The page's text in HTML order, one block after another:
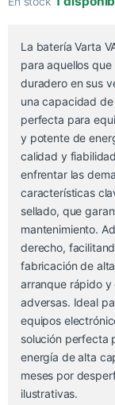
La batería Varta
para aquellos
duradero en sus
una capacidad
perfecta para
y potente de
calidad y
enfrentar las
características
sellado, que
mantenimiento.
derecho,
fabricación de
arranque rápido y
adversas. Ideal
equipos
solución perfecta
energía de alta
meses por
ilustrativas.